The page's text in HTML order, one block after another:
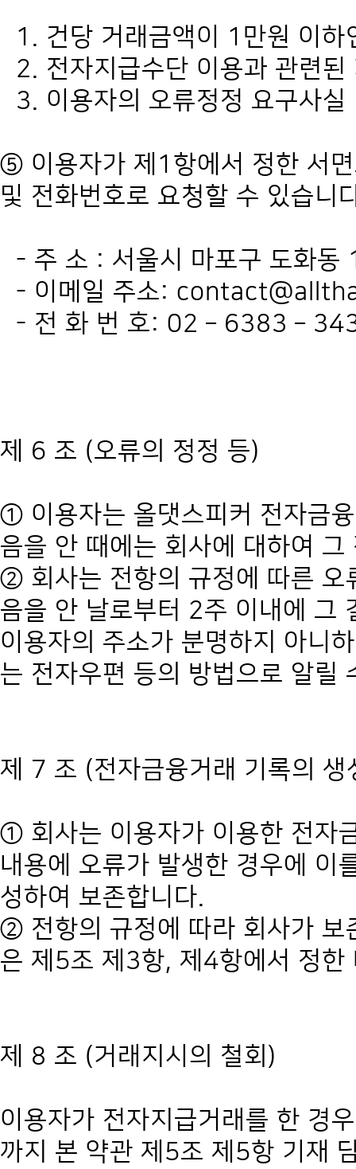
1. 건당 거래금액이 1만원 이
2. 전자지급수단 이용과 관련
3. 이용자의 오류정정 요구사
⑤ 이용자가 제1항에서 정한 서
및 전화번호로 요청할 수 있습니
- 주 소 : 서울시 마포구 도화
- 이메일 주소:
- 전 화 번 호: 02 – 6383 –
제 6 조 (오류의 정정 등)
① 이용자는 올댓스피커 전자금
음을 안 때에는 회사에 대하여
② 회사는 전항의 규정에 따른 오
음을 안 날로부터 2주 이내에 그
이용자의 주소가 분명하지 아니
는 전자우편 등의 방법으로 알릴
제 7 조 (전자금융거래 기록의 생
① 회사는 이용자가 이용한 전자
내용에 오류가 발생한 경우에 이
성하여 보존합니다.
② 전항의 규정에 따라 회사가 보
은 제5조 제3항, 제4항에서 정한
제 8 조 (거래지시의 철회)
이용자가 전자지급거래를 한 경
까지 본 약관 제5조 제5항 기재